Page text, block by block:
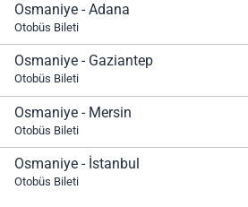
Osmaniye - Adana
Otobüs Bileti
Osmaniye - Gaziantep
Otobüs Bileti
Osmaniye - Mersin
Otobüs Bileti
Osmaniye - İstanbul
Otobüs Bileti